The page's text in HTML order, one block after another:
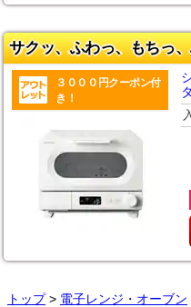
サクッ、ふわっ、もちっ
３０００円クーポン付
き！
トップ> 電子レンジ・オーブン